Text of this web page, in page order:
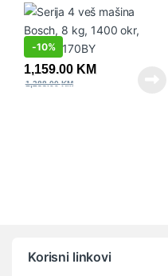
-10%
1,159.00 KM
1,288.00KM
Korisni linkovi